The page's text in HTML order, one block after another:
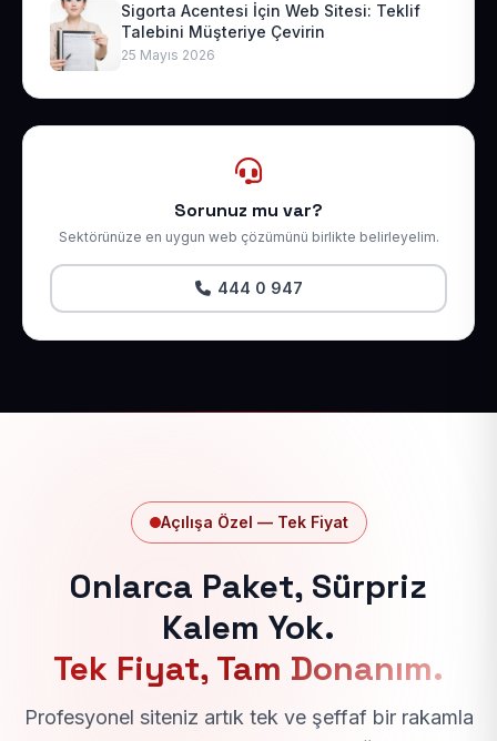
Sigorta Acentesi İçin Web Sitesi: Teklif
Talebini Müşteriye Çevirin
25 Mayıs 2026
Sorunuz mu var?
Sektörünüze en uygun web çözümünü birlikte belirleyelim.
444 0 947
Açılışa Özel — Tek Fiyat
Onlarca Paket, Sürpriz
Kalem Yok.
Tek Fiyat, Tam Donanım.
Profesyonel siteniz artık tek ve şeffaf bir rakamla